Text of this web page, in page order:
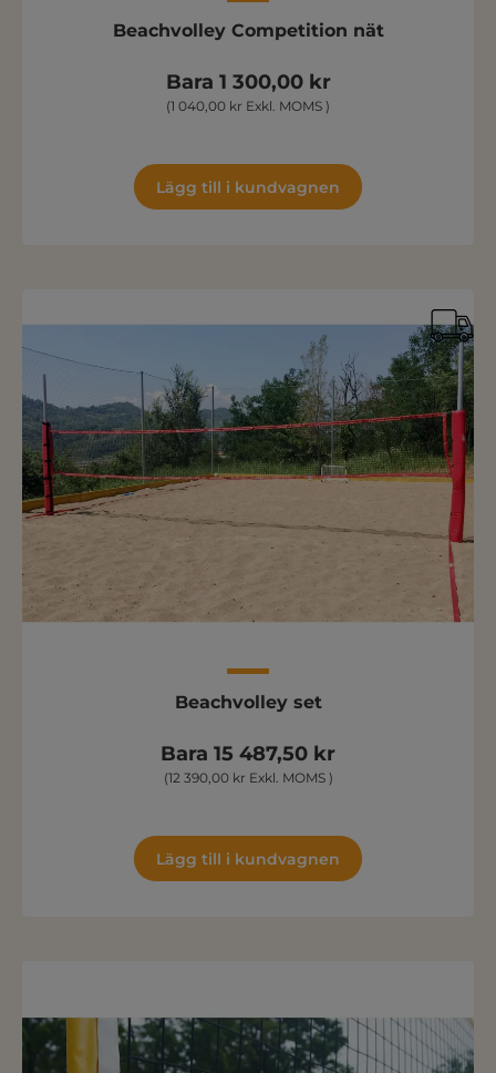
Beachvolley Competition nät
Bara 1 300,00 kr
(1 040,00 kr Exkl. MOMS )
Lägg till i kundvagnen
Beachvolley set
Bara 15 487,50 kr
(12 390,00 kr Exkl. MOMS )
Lägg till i kundvagnen